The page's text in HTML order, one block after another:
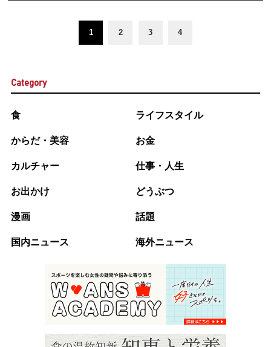
1 2 3 4
Category
食 ライフスタイル
からだ・美容 お金
カルチャー 仕事・人生
お出かけ どうぶつ
漫画 話題
国内ニュース 海外ニュース